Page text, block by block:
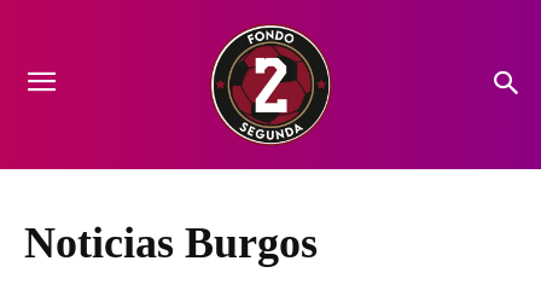
Noticias Burgos